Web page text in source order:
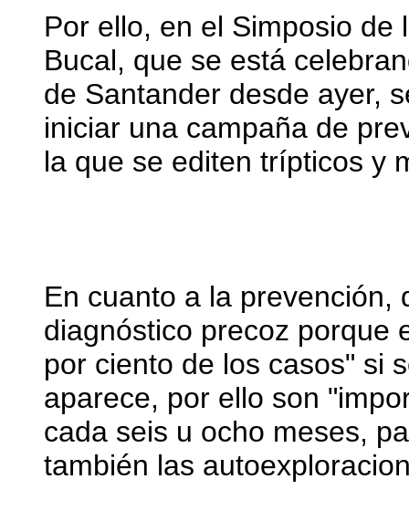
Por ello, en el Simposio
Bucal, que se está
de Santander desde ayer,
iniciar una campaña de
la que se editen trípticos y
En cuanto a la prevención,
diagnóstico precoz porque
por ciento de los casos" si
aparece, por ello son
cada seis u ocho meses,
también las